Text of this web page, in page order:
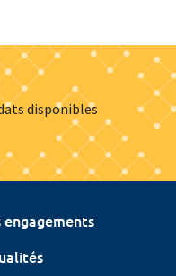
disponibles
engagements